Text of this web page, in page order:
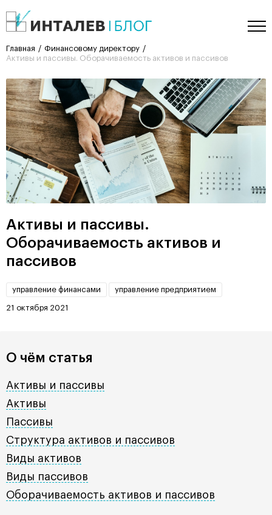
Главная
Финансовому директору
Активы и пассивы. Оборачиваемость активов и пассивов
Активы и пассивы.
Оборачиваемость активов и
пассивов
управление финансами управление предприятием
21 октября 2021
О чём статья
Активы и пассивы
Активы
Пассивы
Структура активов и пассивов
Виды активов
Виды пассивов
Оборачиваемость активов и пассивов